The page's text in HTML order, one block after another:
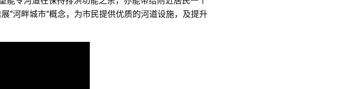
“河畔城市“概念，为市民提供优质的河道设施，及提升